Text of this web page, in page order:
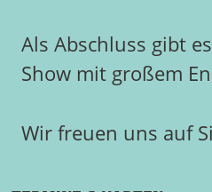
Als Abschluss gibt
Show mit großem
Wir freuen uns auf